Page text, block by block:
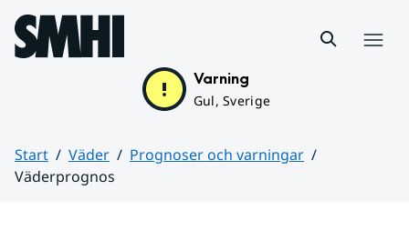
Hoppa till sidans innehåll
Varning
Gul, Sverige
Start Väder
Prognoser och varningar
Väderprognos